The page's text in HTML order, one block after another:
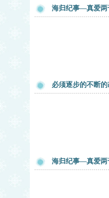
海归纪事—真爱两
必须逐步的不断
海归纪事—真爱两